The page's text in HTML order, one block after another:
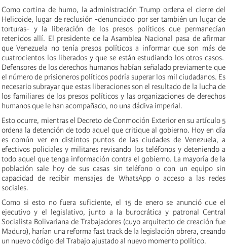
Como cortina de humo, la administración Trump ordena el cierre del
Helicoide, lugar de reclusión -denunciado por ser también un lugar de
torturas- y la liberación de los presos políticos que permanecían
retenidos allí. El presidente de la Asamblea Nacional pasa de afirmar
que Venezuela no tenía presos políticos a informar que son más de
cuatrocientos los liberados y que se están estudiando los otros casos.
Defensores de los derechos humanos habían señalado previamente que
el número de prisioneros políticos podría superar los mil ciudadanos. Es
necesario subrayar que estas liberaciones son el resultado de la lucha de
los familiares de los presos políticos y las organizaciones de derechos
humanos que le han acompañado, no una dádiva imperial.
Esto ocurre, mientras el Decreto de Conmoción Exterior en su artículo 5
ordena la detención de todo aquel que critique al gobierno. Hoy en día
es común ver en distintos puntos de las ciudades de Venezuela, a
efectivos policiales y militares revisando los teléfonos y deteniendo a
todo aquel que tenga información contra el gobierno. La mayoría de la
población sale hoy de sus casas sin teléfono o con un equipo sin
capacidad de recibir mensajes de WhatsApp o acceso a las redes
sociales.
Como si esto no fuera suficiente, el 15 de enero se anunció que el
ejecutivo y el legislativo, junto a la burocrática y patronal Central
Socialista Bolivariana de Trabajadores (cuyo arquitecto de creación fue
Maduro), harían una reforma fast track de la legislación obrera, creando
un nuevo código del Trabajo ajustado al nuevo momento político.